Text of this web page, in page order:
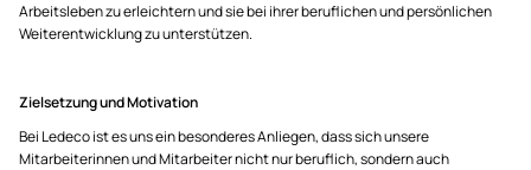
Arbeitsleben zu erleichtern und sie bei ihrer beruflichen und persönlichen
Weiterentwicklung zu unterstützen.
Zielsetzung und Motivation
Bei Ledeco ist es uns ein besonderes Anliegen, dass sich unsere
Mitarbeiterinnen und Mitarbeiter nicht nur beruflich, sondern auch